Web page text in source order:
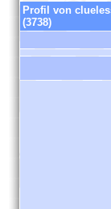
Profil von
(3738)